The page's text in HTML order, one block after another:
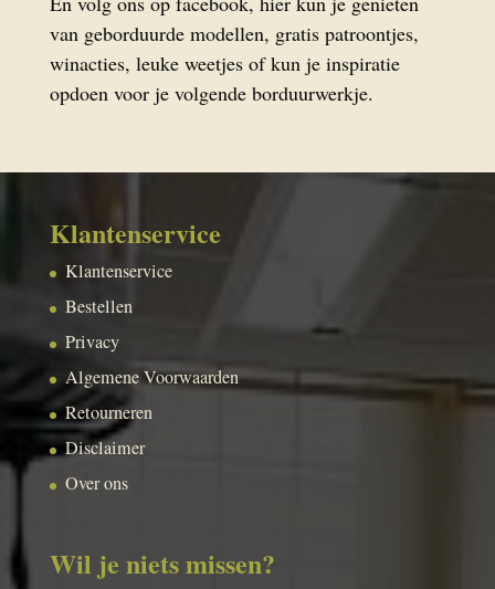
van geborduurde modellen, gratis patroontjes,
winacties, leuke weetjes of kun je inspiratie
opdoen voor je volgende borduurwerkje.
Klantenservice
Klantenservice
Bestellen
Privacy
Algemene Voorwaarden
Retourneren
Disclaimer
Over ons
Wil je niets missen?